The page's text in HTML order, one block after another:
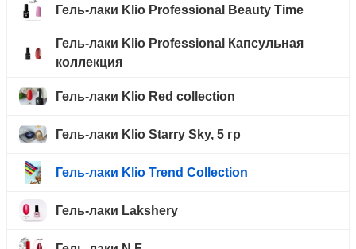
Гель-лаки Klio Professional Beauty Time
Гель-лаки Klio Professional Капсульная
коллекция
Гель-лаки Klio Red collection
Гель-лаки Klio Starry Sky, 5 гр
Гель-лаки Klio Trend Collection
Гель-лаки Lakshery